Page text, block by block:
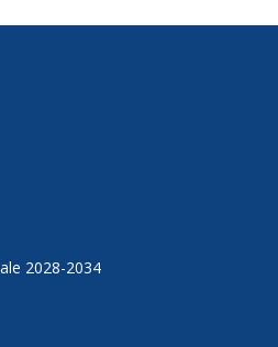
2028-2034